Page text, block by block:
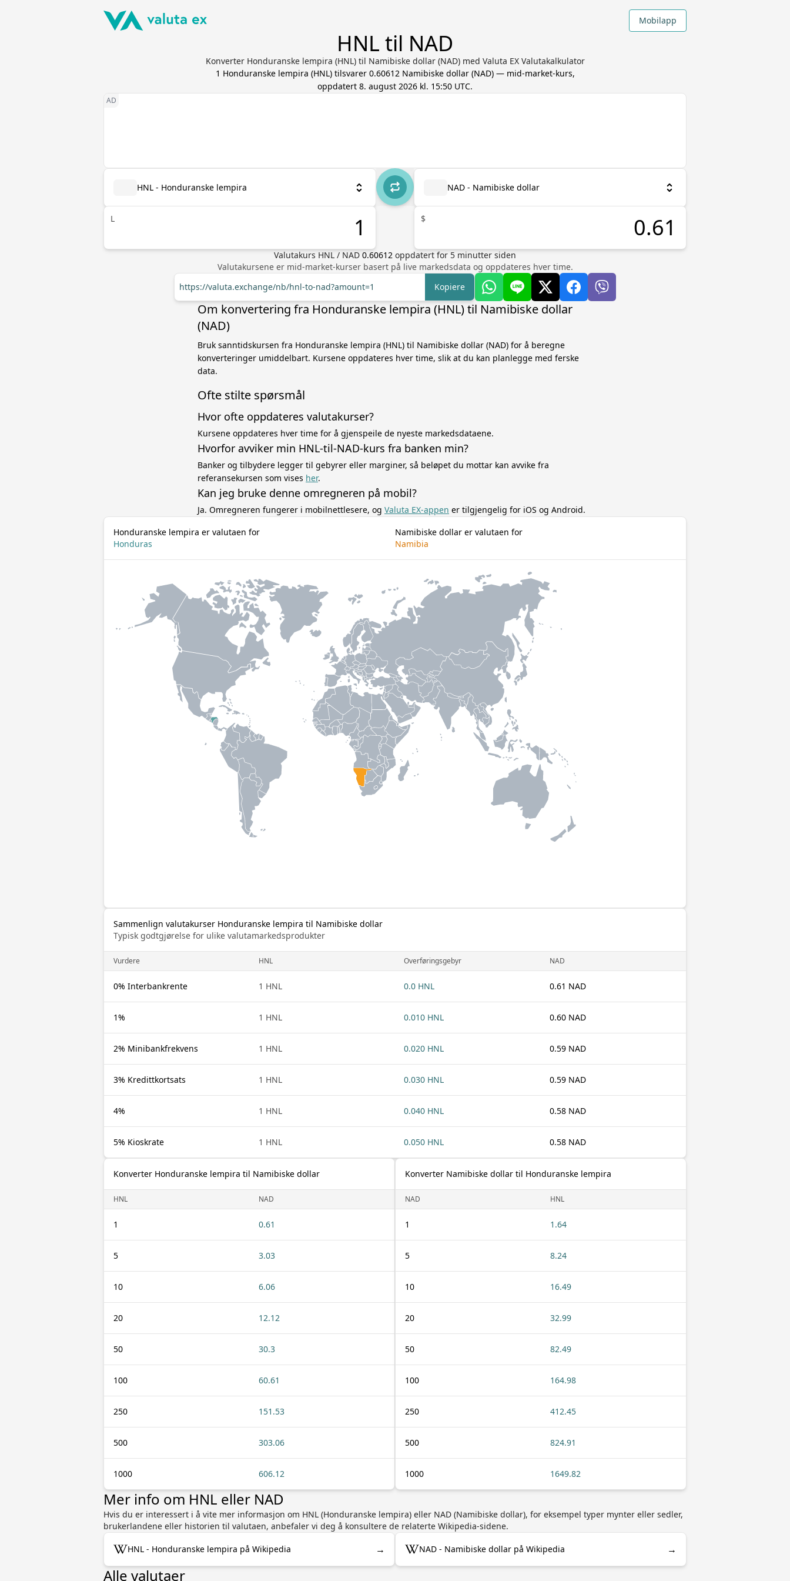
Mobilapp
HNL til NAD
Konverter Honduranske lempira (HNL) til Namibiske dollar (NAD) med Valuta EX Valutakalkulator
1 Honduranske lempira (HNL) tilsvarer 0.60612 Namibiske dollar(NAD) — mid-market-kurs,
oppdatert 8. august 2026 kl. 15:50 UTC.
HNL - Honduranske lempira
L
NAD - Namibiske dollar
$
Valutakurs HNL / NAD 0.60612 oppdatert for 5 minutter siden
Valutakursene er mid-market-kurser basert på live markedsdata og oppdateres hver time.
https://valuta.exchange/nb/hnl-to-nad?amount=1
Kopiere
Om konvertering fra Honduranske lempira (HNL) til Namibiske dollar
(NAD)
Bruk sanntidskursen fra Honduranske lempira (HNL) til Namibiske dollar (NAD) for å beregne
konverteringer umiddelbart. Kursene oppdateres hver time, slik at du kan planlegge med ferske
data.
Ofte stilte spørsmål
Hvor ofte oppdateres valutakurser?
Kursene oppdateres hver time for å gjenspeile de nyeste markedsdataene.
Hvorfor avviker min HNL-til-NAD-kurs fra banken min?
Banker og tilbydere legger til gebyrer eller marginer, så beløpet du mottar kan avvike fra
referansekursen som vises her.
Kan jeg bruke denne omregneren på mobil?
Ja. Omregneren fungerer i mobilnettlesere, og Valuta EX-appen er tilgjengelig for iOS og Android.
Honduranske lempira er valutaen for
Honduras
Namibiske dollar er valutaen for
Namibia
Sammenlign valutakurser Honduranske lempira til Namibiske dollar
Typisk godtgjørelse for ulike valutamarkedsprodukter
Vurdere HNL Overføringsgebyr NAD
0% Interbankrente 1 HNL 0.0 HNL 0.61 NAD
1% 1 HNL 0.010 HNL 0.60 NAD
2% Minibankfrekvens 1 HNL 0.020 HNL 0.59 NAD
3% Kredittkortsats 1 HNL 0.030 HNL 0.59 NAD
4% 1 HNL 0.040 HNL 0.58 NAD
5% Kioskrate 1 HNL 0.050 HNL 0.58 NAD
Konverter Honduranske lempira til Namibiske dollar
HNL NAD
1 0.61
5 3.03
10 6.06
20 12.12
50 30.3
100 60.61
250 151.53
500 303.06
1000 606.12
Konverter Namibiske dollar til Honduranske lempira
NAD HNL
1 1.64
5 8.24
10 16.49
20 32.99
50 82.49
100 164.98
250 412.45
500 824.91
1000 1649.82
Mer info om HNL eller NAD
Hvis du er interessert i å vite mer informasjon om HNL (Honduranske lempira) eller NAD (Namibiske dollar), for eksempel typer mynter eller sedler,
brukerlandene eller historien til valutaen, anbefaler vi deg å konsultere de relaterte Wikipedia-sidene.
HNL - Honduranske lempira på Wikipedia → NAD - Namibiske dollar på Wikipedia →
Alle valutaer